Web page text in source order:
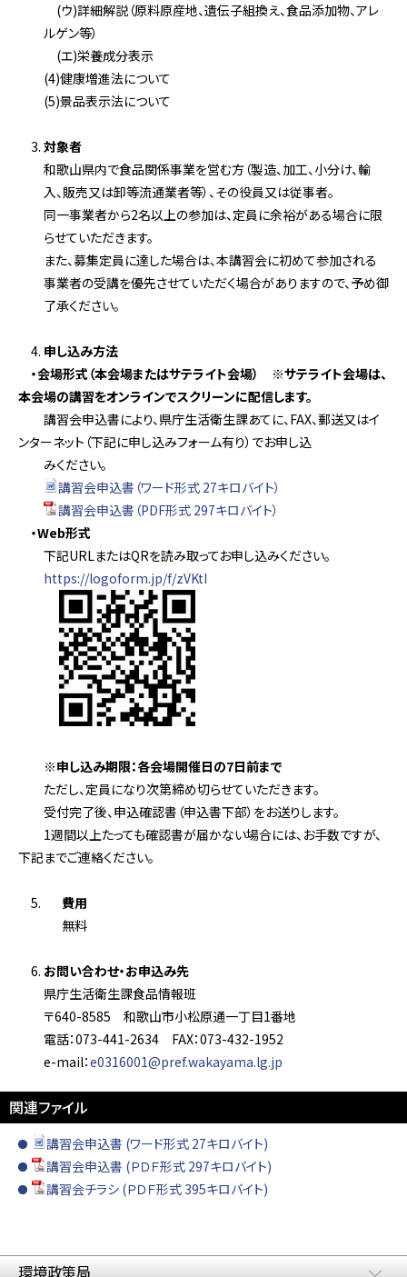
(ウ)詳細解説（原料原産地、遺伝⼦組換え、食品添加物、アレ
ルゲン等）
(エ)栄養成分表示
(4)健康増進法について
(5)景品表示法について
対象者
和歌山県内で食品関係事業を営む方（製造、加工、小分け、輸
入、販売又は卸等流通業者等）、その役員又は従事者。
同一事業者から2名以上の参加は、定員に余裕がある場合に限
らせていただきます。
また、募集定員に達した場合は、本講習会に初めて参加される
事業者の受講を優先させていただく場合がありますので、予め御
了承ください。
申し込み方法
・会場形式（本会場またはサテライト会場） ※サテライト会場は、
本会場の講習をオンラインでスクリーンに配信します。
講習会申込書により、県庁生活衛生課あてに、FAX、郵送又はイ
ンターネット（下記に申し込みフォーム有り）でお申し込
みください。
講習会申込書（ワード形式 27キロバイト）
講習会申込書（PDF形式 297キロバイト）
・Web形式
下記URLまたはQRを読み取ってお申し込みください。
https://logoform.jp/f/zVKtI
※申し込み期限：各会場開催日の7日前まで
ただし、定員になり次第締め切らせていただきます。
受付完了後、申込確認書（申込書下部）をお送りします。
1週間以上たっても確認書が届かない場合には、お手数ですが、
下記までご連絡ください。
費用
無料
お問い合わせ・お申込み先
県庁生活衛生課食品情報班
〒640-8585 和歌山市小松原通一丁目1番地
電話：073-441-2634 FAX：073-432-1952
e-mail：e0316001@pref.wakayama.lg.jp
関連ファイル
講習会申込書 (ワード形式 27キロバイト)
講習会申込書 (ＰＤＦ形式 297キロバイト)
講習会チラシ (ＰＤＦ形式 395キロバイト)
環境政策局